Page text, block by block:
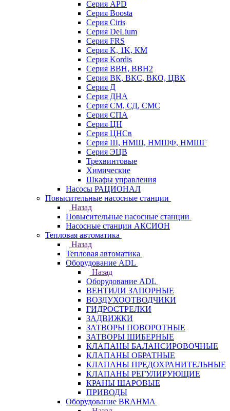
Серия APD
Серия Boosta
Серия Ciris
Серия DeLium
Серия FRS
Серия K, 1K, КМ
Серия Kordis
Серия ВВН, ВВН2
Серия ВК, ВКС, ВКО, ЦВК
Серия Д
Серия ДНА
Серия СМ, СД, СМС
Серия СПА
Серия ЦН
Серия ЦНСв
Серия Ш, НМШ, НМШФ, НМШГ
Серия ЭЦВ
Трехвинтовые
Химические
Шкафы управления
Насосы РАЦИОНАЛ
Повысительные насосные станции
Назад
Повысительные насосные станции
Насосные станции АКСИОН
Тепловая автоматика
Назад
Тепловая автоматика
Оборудование ADL
Назад
Оборудование ADL
ВЕНТИЛИ ЗАПОРНЫЕ
ВОЗДУХООТВОДЧИКИ
ГИДРОСТРЕЛКИ
ЗАДВИЖКИ
ЗАТВОРЫ ПОВОРОТНЫЕ
ЗАТВОРЫ ШИБЕРНЫЕ
КЛАПАНЫ БАЛАНСИРОВОЧНЫЕ
КЛАПАНЫ ОБРАТНЫЕ
КЛАПАНЫ ПРЕДОХРАНИТЕЛЬНЫЕ
КЛАПАНЫ РЕГУЛИРУЮЩИЕ
КРАНЫ ШАРОВЫЕ
ПРИВОДЫ
Оборудование BRAHMA